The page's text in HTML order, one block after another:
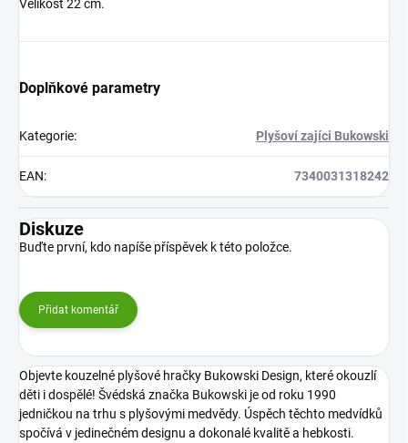
Velikost 22 cm.
Doplňkové parametry
Kategorie: Plyšoví zajíci Bukowski
EAN: 7340031318242
Diskuze
Buďte první, kdo napíše příspěvek k této položce.
Přidat komentář
Objevte kouzelné plyšové hračky Bukowski Design, které okouzlí
děti i dospělé! Švédská značka Bukowski je od roku 1990
jedničkou na trhu s plyšovými medvědy. Úspěch těchto medvídků
spočívá v jedinečném designu a dokonalé kvalitě a hebkosti.